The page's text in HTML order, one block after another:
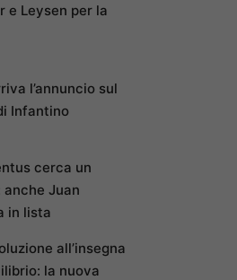
e Leysen per la
l’annuncio sul
Infantino
cerca un
Juan
in lista
all’insegna
la nuova